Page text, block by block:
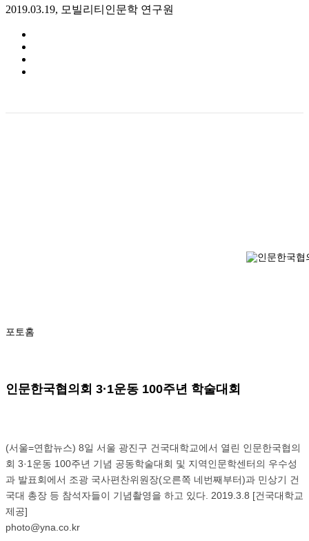
2019.03.19, 모빌리티인문학 연구원
포토홈
인문한국협의회 3·1운동 100주년 학술대회
(서울=연합뉴스) 8일 서울 광진구 건국대학교에서 열린 인문한국협의
회 3·1운동 100주년 기념 공동학술대회 및 지역인문학센터의 우수성
과 발표회에서 조광 국사편찬위원장(오른쪽 네번째부터)과 민상기 건
국대 총장 등 참석자들이 기념촬영을 하고 있다. 2019.3.8 [건국대학교
제공]
photo@yna.co.kr